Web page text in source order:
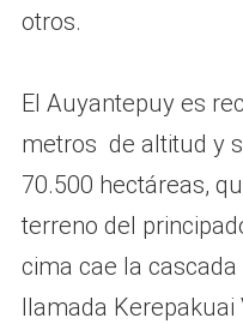
otros.
El Auyantepuy es
metros de altitud y
70.500 hectáreas,
terreno del
cima cae la
llamada Kerepakuai